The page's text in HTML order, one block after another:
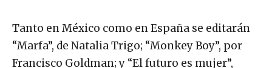
Tanto en México como en España se editarán
“Marfa”, de Natalia Trigo; “Monkey Boy”, por
Francisco Goldman; y “El futuro es mujer”,